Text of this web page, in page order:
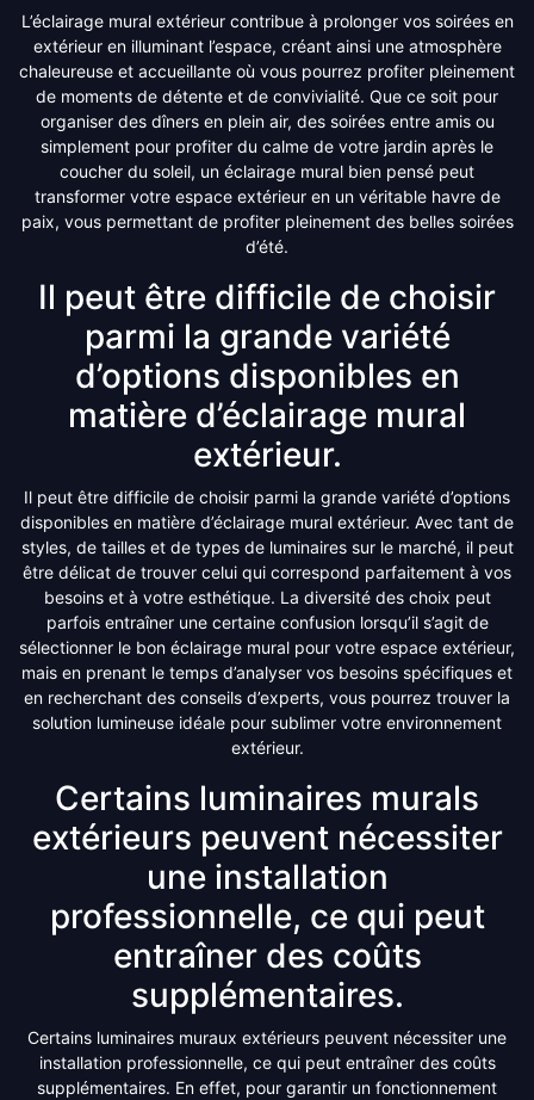
L’éclairage mural extérieur contribue à prolonger vos soirées en
extérieur en illuminant l’espace, créant ainsi une atmosphère
chaleureuse et accueillante où vous pourrez profiter pleinement
de moments de détente et de convivialité. Que ce soit pour
organiser des dîners en plein air, des soirées entre amis ou
simplement pour profiter du calme de votre jardin après le
coucher du soleil, un éclairage mural bien pensé peut
transformer votre espace extérieur en un véritable havre de
paix, vous permettant de profiter pleinement des belles soirées
d’été.
Il peut être difficile de choisir
parmi la grande variété
d’options disponibles en
matière d’éclairage mural
extérieur.
Il peut être difficile de choisir parmi la grande variété d’options
disponibles en matière d’éclairage mural extérieur. Avec tant de
styles, de tailles et de types de luminaires sur le marché, il peut
être délicat de trouver celui qui correspond parfaitement à vos
besoins et à votre esthétique. La diversité des choix peut
parfois entraîner une certaine confusion lorsqu’il s’agit de
sélectionner le bon éclairage mural pour votre espace extérieur,
mais en prenant le temps d’analyser vos besoins spécifiques et
en recherchant des conseils d’experts, vous pourrez trouver la
solution lumineuse idéale pour sublimer votre environnement
extérieur.
Certains luminaires murals
extérieurs peuvent nécessiter
une installation
professionnelle, ce qui peut
entraîner des coûts
supplémentaires.
Certains luminaires muraux extérieurs peuvent nécessiter une
installation professionnelle, ce qui peut entraîner des coûts
supplémentaires. En effet, pour garantir un fonctionnement